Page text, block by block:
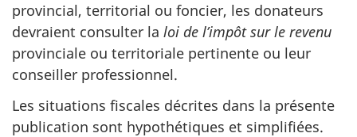
provincial, territorial ou foncier, les donateurs
devraient consulter la loi de l’impôt sur le revenu
provinciale ou territoriale pertinente ou leur
conseiller professionnel.
Les situations fiscales décrites dans la présente
publication sont hypothétiques et simplifiées.